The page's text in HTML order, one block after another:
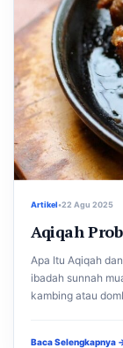
Artikel•22 Agu 2025
Aqiqah
Apa Itu Aqiqah
ibadah sunnah
kambing atau
Baca Selengkapnya